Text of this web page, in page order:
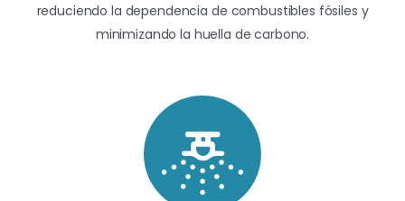
reduciendo la dependencia de combustibles fósiles y
minimizando la huella de carbono.